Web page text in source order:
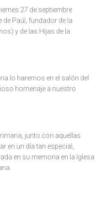
27 de septiembre
de Paúl, fundador de la
y de las Hijas de la
lo haremos en el salón del
homenaje a nuestro
junto con aquellas
en un día tan especial,
en su memoria en la Iglesa